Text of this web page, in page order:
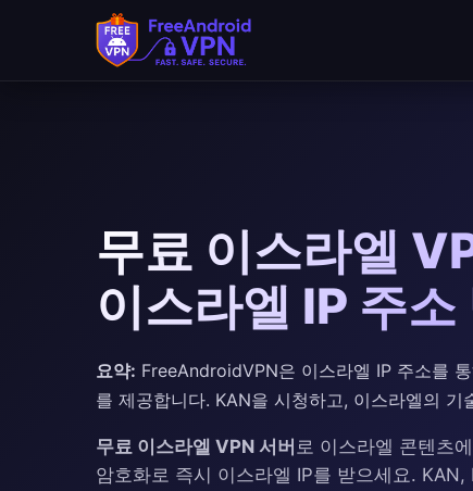
무료 이스라엘
이스라엘 IP 주소
요약: FreeAndroidVPN은 이스라엘 IP 주소를
를 제공합니다. KAN을 시청하고, 이스라엘의
무료 이스라엘 VPN 서버 로 이스라엘 콘텐츠
암호화로 즉시 이스라엘 IP를 받으세요.